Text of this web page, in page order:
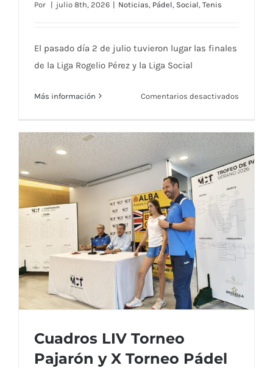
Por | julio 8th, 2026 | Noticias, Pádel, Social, Tenis
El pasado día 2 de julio tuvieron lugar las finales
de la Liga Rogelio Pérez y la Liga Social
Más información Comentarios desactivados
Rogelio
Pérez
y
Social
Pádel
Cuadros LIV Torneo
Pajarón y X Torneo Pádel